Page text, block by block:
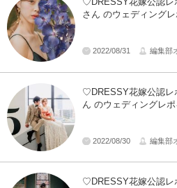
さん のウェディング
2022/08/31 編集部
♡DRESSY花嫁公認レ
ん のウェディングレ
2022/08/30 編集部
♡DRESSY花嫁公認レ